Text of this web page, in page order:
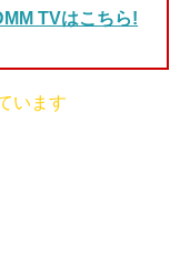
TVはこちら!
います